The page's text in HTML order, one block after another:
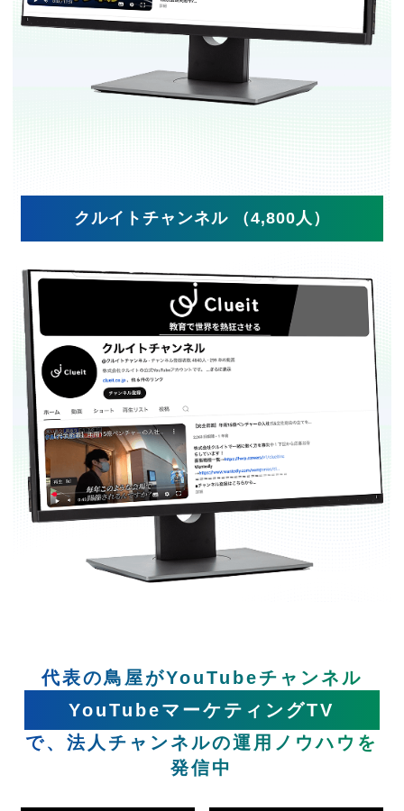
クルイトチャンネル （4,800人）
代表の鳥屋がYouTubeチャンネル
YouTubeマーケティングTV
で、法人チャンネルの運用ノウハウを
発信中